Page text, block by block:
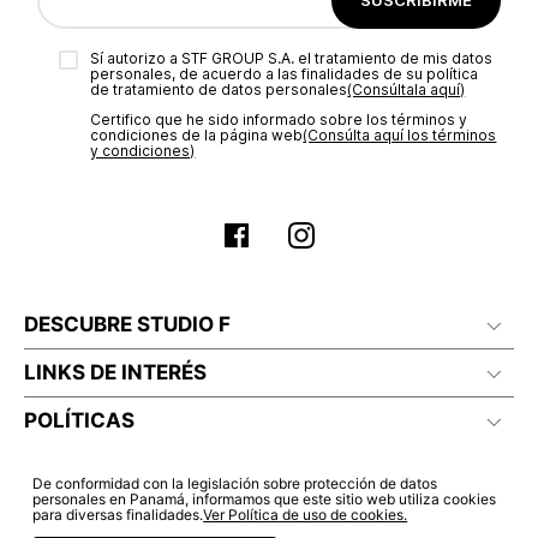
No lavado en seco
No planchar con vapor
aprobación del pago de tu orden, recibirás un correo
estado de tu compra puedes ingresar al menú de “Mi cuenta -
Mis Pedidos” en nuestra página webwww.studiofpanama.pa
Sí autorizo a STF GROUP S.A. el tratamiento de mis datos
personales, de acuerdo a las finalidades de su política
de tratamiento de datos personales‎(Consúltala aquí)
Certifico que he sido informado sobre los términos y
condiciones de la página web‎(Consúlta aquí los términos
y condiciones)
DESCUBRE STUDIO F
LINKS DE INTERÉS
POLÍTICAS
De conformidad con la legislación sobre protección de datos
personales en Panamá, informamos que este sitio web utiliza cookies
para diversas finalidades.Ver Política de uso de cookies.